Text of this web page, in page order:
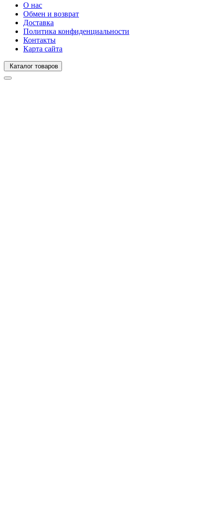
О нас
Обмен и возврат
Доставка
Политика конфиденциальности
Контакты
Карта сайта
Каталог товаров